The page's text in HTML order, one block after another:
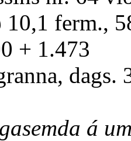
ferm.,
+ 1.473
á